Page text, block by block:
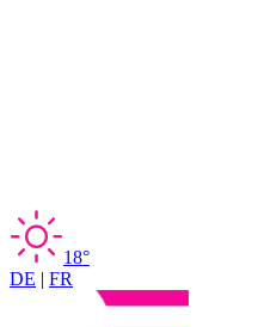
18°
DE | FR